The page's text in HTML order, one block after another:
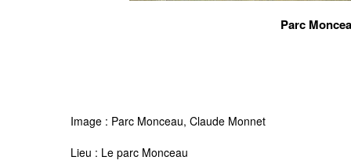
Parc
Image : Parc Monceau, Claude Monnet
Lieu : Le parc Monceau